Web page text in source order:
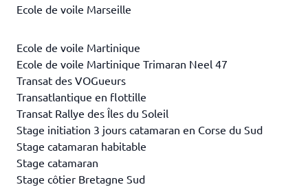
Ecole de voile Marseille
Ecole de voile Martinique
Ecole de voile Martinique Trimaran Neel 47
Transat des VOGueurs
Transatlantique en flottille
Transat Rallye des Îles du Soleil
Stage initiation 3 jours catamaran en Corse du Sud
Stage catamaran habitable
Stage catamaran
Stage côtier Bretagne Sud